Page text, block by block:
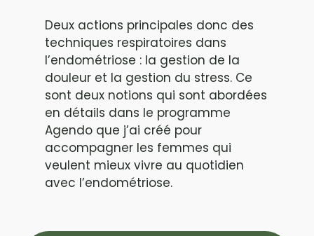
Deux actions principales donc des
techniques respiratoires dans
l’endométriose : la gestion de la
douleur et la gestion du stress. Ce
sont deux notions qui sont abordées
en détails dans le programme
Agendo que j’ai créé pour
accompagner les femmes qui
veulent mieux vivre au quotidien
avec l’endométriose.